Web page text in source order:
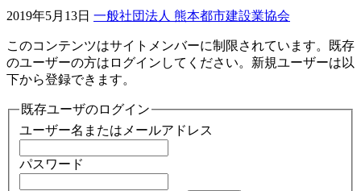
2019年5月13日 一般社団法人 熊本都市建設業協会
このコンテンツはサイトメンバーに制限されています。既存
のユーザーの方はログインしてください。新規ユーザーは以
下から登録できます。
既存ユーザのログイン
ユーザー名またはメールアドレス
パスワード